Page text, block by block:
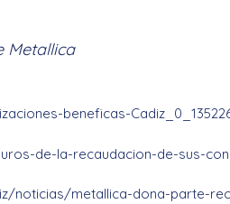
Metallica
beneficas-
de-la-recaudacion-de-sus-
metallica-dona-parte-